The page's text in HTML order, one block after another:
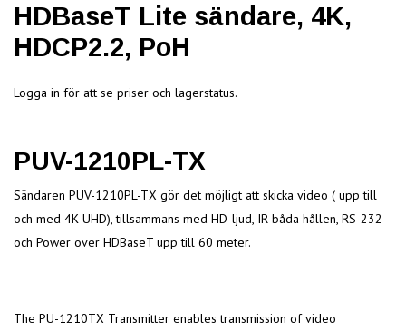
HDBaseT Lite sändare, 4K,
HDCP2.2, PoH
Logga in för att se priser och lagerstatus.
PUV-1210PL-TX
Sändaren PUV-1210PL-TX gör det möjligt att skicka video ( upp till
och med 4K UHD), tillsammans med HD-ljud, IR båda hållen, RS-232
och Power over HDBaseT upp till 60 meter.
The PU-1210TX Transmitter enables transmission of video